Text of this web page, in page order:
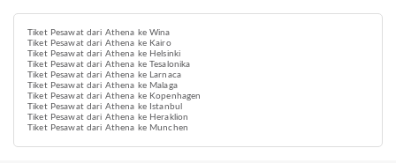
Tiket Pesawat dari Athena ke Wina
Tiket Pesawat dari Athena ke Kairo
Tiket Pesawat dari Athena ke Helsinki
Tiket Pesawat dari Athena ke Tesalonika
Tiket Pesawat dari Athena ke Larnaca
Tiket Pesawat dari Athena ke Malaga
Tiket Pesawat dari Athena ke Kopenhagen
Tiket Pesawat dari Athena ke Istanbul
Tiket Pesawat dari Athena ke Heraklion
Tiket Pesawat dari Athena ke Munchen